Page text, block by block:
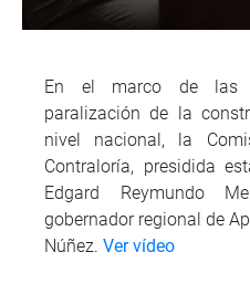
En el marco de las
paralización de la
nivel nacional, la
Contraloría, presidida
Edgard Reymundo
gobernador regional de
Núñez. Ver vídeo